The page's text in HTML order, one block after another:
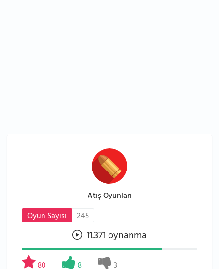
Atış Oyunları
Oyun Sayısı
245
11.371 oynanma